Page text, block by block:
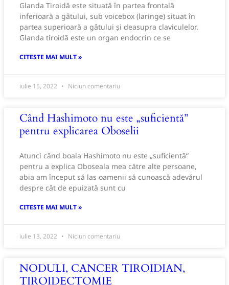
Glanda Tiroidă este situată în partea frontală
inferioară a gâtului, sub voicebox (laringe) situat în
partea superioară a gâtului și deasupra claviculelor.
Glanda tiroidă este un organ endocrin ce se
CITESTE MAI MULT »
iulie 15, 2022 Niciun comentariu
Când Hashimoto nu este „suficientă”
pentru explicarea Oboselii
Atunci când boala Hashimoto nu este „suficientă“
pentru a explica Oboseala mea către alte persoane,
abia am început să las oamenii să cunoască adevărul
despre cât de epuizată sunt cu
CITESTE MAI MULT »
iulie 13, 2022 Niciun comentariu
NODULI, CANCER TIROIDIAN,
TIROIDECTOMIE